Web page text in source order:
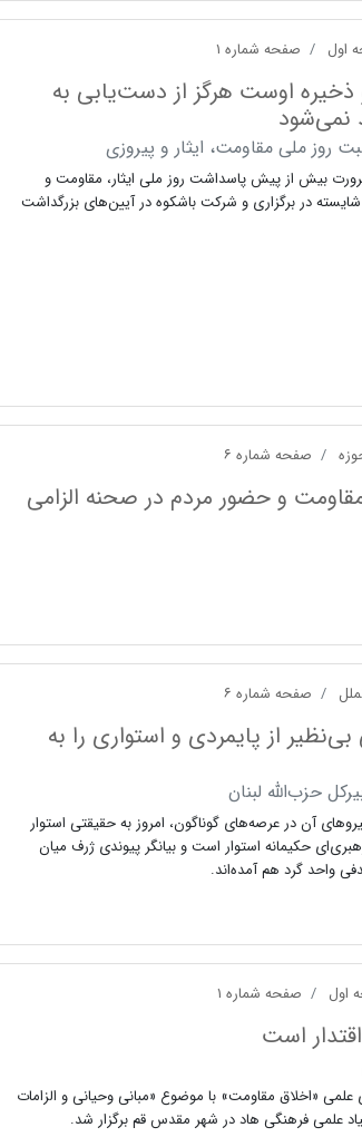
اول صفحه شماره ۱
ذخیره‌ اوست هرگز از دست‌یابی به
نمی‌شود
روز ملی مقاومت، ایثار و پیروزی
بیش از پیش پاسداشت روز ملی ایثار، مقاومت و
شایسته در برگزاری و شرکت باشکوه در آیین‌های بزرگداشت
صفحه شماره ۶
و حضور مردم در صحنه الزامی
صفحه شماره ۶
از پایمردی و استواری را به
حزب‌الله لبنان
آن در عرصه‌های گوناگون، امروز به حقیقتی استوار
حکیمانه استوار است و بیانگر پیوندی ژرف میان
واحد گرد هم آمده‌اند.
اول صفحه شماره ۱
است
«اخلاق مقاومت» با موضوع «مبانی وحیانی و الزامات
علمی فرهنگی هاد در شهر مقدس قم برگزار شد.